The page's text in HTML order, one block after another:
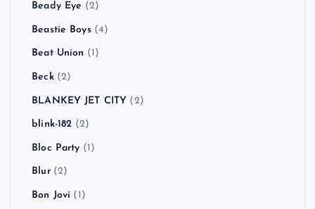
Beady Eye (2)
Beastie Boys(4)
Beat Union (1)
Beck(2)
BLANKEY JET CITY (2)
blink-182 (2)
Bloc Party (1)
Blur(2)
Bon Jovi (1)